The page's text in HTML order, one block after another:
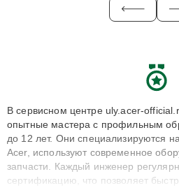
В сервисном центре uly.acer-
опытные мастера с профильным
до 12 лет. Они специализируются
Acer, используют современное
запчасти. Каждый инженер
сертификацию, что позволяет